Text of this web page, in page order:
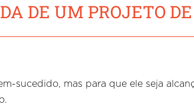
DE UM PROJETO
sucedido, mas para que ele seja